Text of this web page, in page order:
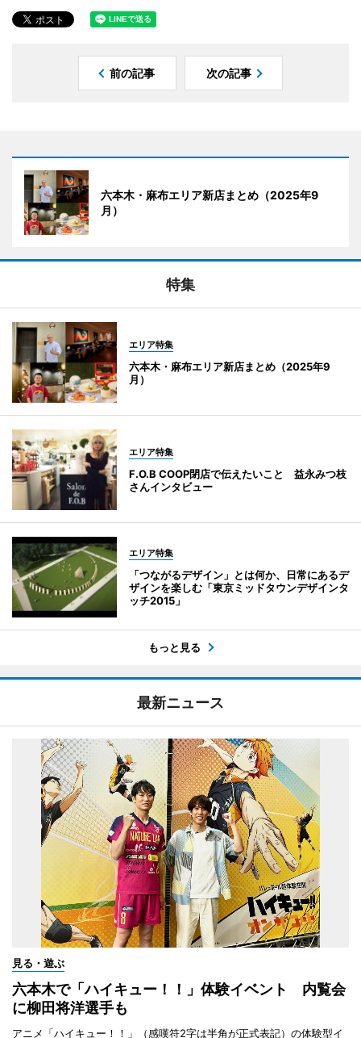
前の記事 次の記事
六本木・麻布エリア新店まとめ（2025年9
月）
特集
エリア特集
六本木・麻布エリア新店まとめ（2025年9
月）
エリア特集
F.O.B COOP閉店で伝えたいこと 益永みつ枝
さんインタビュー
エリア特集
「つながるデザイン」とは何か、日常にあるデ
ザインを楽しむ「東京ミッドタウンデザインタ
ッチ2015」
もっと見る
最新ニュース
見る・遊ぶ
六本木で「ハイキュー！！」体験イベント 内覧会
に柳田将洋選手も
アニメ「ハイキュー！！」（感嘆符2字は半角が正式表記）の体験型イ